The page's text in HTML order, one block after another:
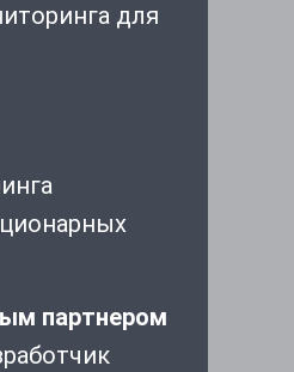
для
партнером